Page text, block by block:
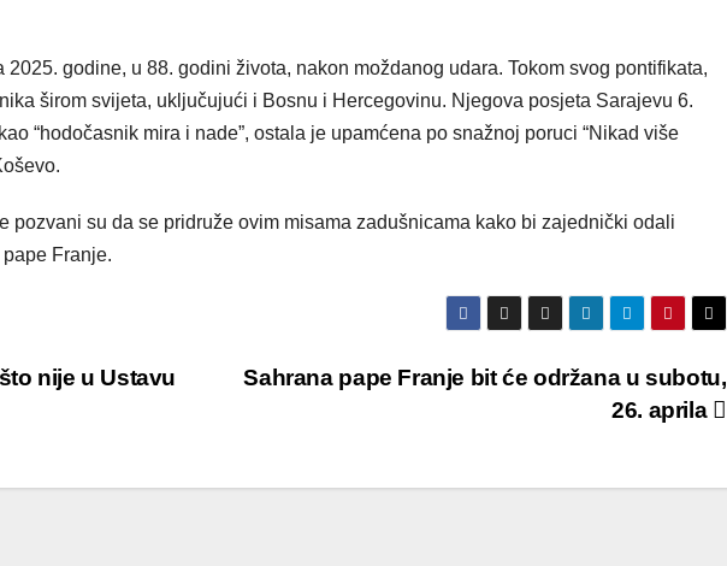
godine, u 88. godini života, nakon moždanog udara. Tokom svog pontifikata,
širom svijeta, uključujući i Bosnu i Hercegovinu. Njegova posjeta Sarajevu 6.
“hodočasnik mira i nade”, ostala je upamćena po snažnoj poruci “Nikad više
pozvani su da se pridruže ovim misama zadušnicama kako bi zajednički odali
Franje.​
Sahrana pape Franje bit će održana u subotu,
26. aprila
nije u Ustavu